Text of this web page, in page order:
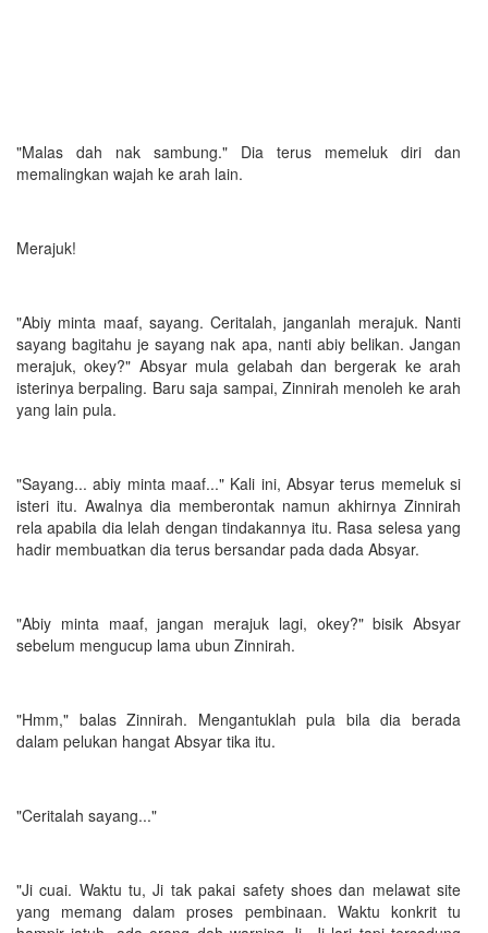
"Malas dah nak sambung." Dia terus memeluk diri dan
memalingkan wajah ke arah lain.
Merajuk!
"Abiy minta maaf, sayang. Ceritalah, janganlah merajuk. Nanti
sayang bagitahu je sayang nak apa, nanti abiy belikan. Jangan
merajuk, okey?" Absyar mula gelabah dan bergerak ke arah
isterinya berpaling. Baru saja sampai, Zinnirah menoleh ke arah
yang lain pula.
"Sayang... abiy minta maaf..." Kali ini, Absyar terus memeluk si
isteri itu. Awalnya dia memberontak namun akhirnya Zinnirah
rela apabila dia lelah dengan tindakannya itu. Rasa selesa yang
hadir membuatkan dia terus bersandar pada dada Absyar.
"Abiy minta maaf, jangan merajuk lagi, okey?" bisik Absyar
sebelum mengucup lama ubun Zinnirah.
"Hmm," balas Zinnirah. Mengantuklah pula bila dia berada
dalam pelukan hangat Absyar tika itu.
"Ceritalah sayang..."
"Ji cuai. Waktu tu, Ji tak pakai safety shoes dan melawat site
yang memang dalam proses pembinaan. Waktu konkrit tu